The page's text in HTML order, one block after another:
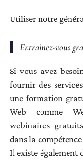
Utiliser notre
Entraînez-vous
Si vous avez
fournir des
une formation
Web comme
webinaires
dans la
Il existe également